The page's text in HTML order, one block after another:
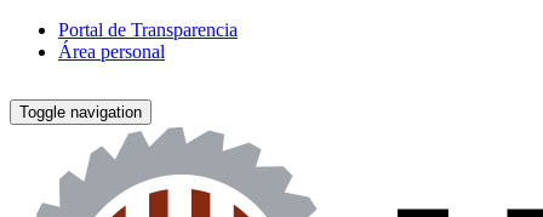
Portal de Transparencia
Área personal
Toggle navigation